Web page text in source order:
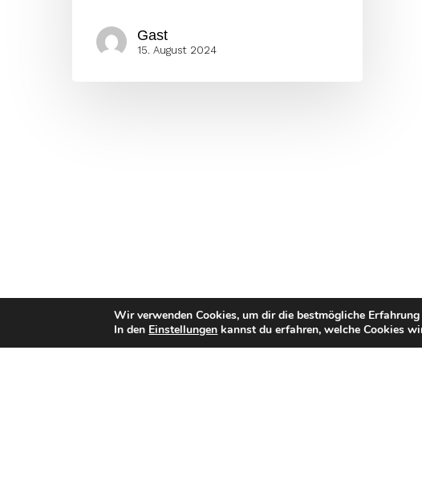
Gast
15. August 2024
Wir verwenden Cookies, um dir die bestmögliche
In den Einstellungen kannst du erfahren, welche Cookies